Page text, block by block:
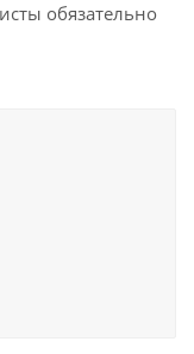
обязательно